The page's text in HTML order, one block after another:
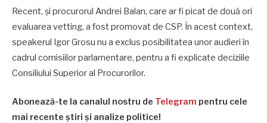
Recent, și procurorul Andrei Balan, care ar fi picat de două ori
evaluarea vetting, a fost promovat de CSP. În acest context,
speakerul Igor Grosu nu a exclus posibilitatea unor audieri în
cadrul comisiilor parlamentare, pentru a fi explicate deciziile
Consiliului Superior al Procurorilor.
Abonează-te la canalul nostru de Telegram pentru cele
mai recente știri și analize politice!